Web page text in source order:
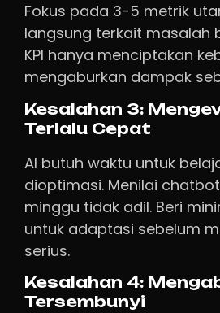
Fokus pada 3-5 metrik
langsung terkait masalah
KPI hanya menciptakan
mengaburkan dampak
Kesalahan 3:
Terlalu Cepat
AI butuh waktu untuk
dioptimasi. Menilai
minggu tidak adil. Beri
untuk adaptasi sebelum
serius.
Kesalahan 4:
Tersembunyi